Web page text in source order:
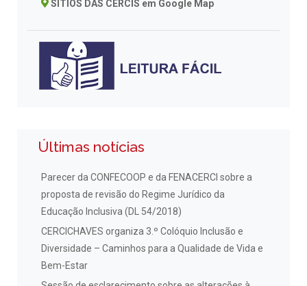
SÍTIOS DAS CERCIS em Google Map
Últimas notícias
Parecer da CONFECOOP e da FENACERCI sobre a
proposta de revisão do Regime Jurídico da
Educação Inclusiva (DL 54/2018)
CERCICHAVES organiza 3.º Colóquio Inclusão e
Diversidade – Caminhos para a Qualidade de Vida e
Bem-Estar